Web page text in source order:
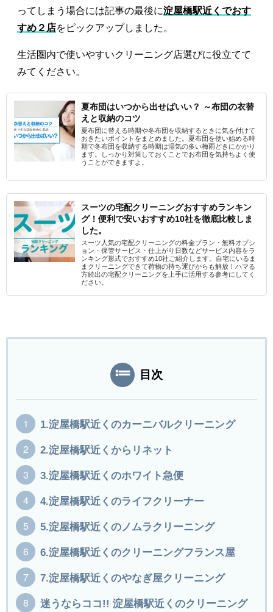
ってしまう場合には記事の最後に淀屋橋駅近くでおす
すめ２店をピックアップしました。
生活圏内で使いやすいクリーニング店選びに役立てて
みてください。
夏布団はいつから出せばいい？ ～布団の衣替
えと収納のコツ
夏布団に替える時期や冬布団を収納するときに気を付けて
おきたいポイントをまとめました。夏布団を使い始める時
期で冬布団を収納する時期は湿気の多い梅雨どきにかかり
ます。しっかり対策しておくことでお布団を気持ちよく使
うことができますよ。
スーツの宅配クリーニングおすすめランキン
グ！便利で安いおすすめ10社を徹底比較しま
した。
スーツ人気の宅配クリーニングの料金プラン・無料オプシ
ョン・保管サービス・仕上がり日数などサービス内容をラ
ンキング形式でおすすめ10社ご紹介します。自宅にいるま
まクリーニングできて荷物の持ち運びからも解放！ハマる
方続出の宅配クリーニングを上手に活用する参考にしてく
ださい。
目次
1.淀屋橋駅近くのカーニバルクリーニング
2.淀屋橋駅近くからリネット
3.淀屋橋駅近くのホワイト急便
4.淀屋橋駅近くのライフクリーナー
5.淀屋橋駅近くのノムラクリーニング
6.淀屋橋駅近くのクリーニングフランス屋
7.淀屋橋駅近くのやなぎ屋クリーニング
迷うならココ!! 淀屋橋駅近くのクリーニング